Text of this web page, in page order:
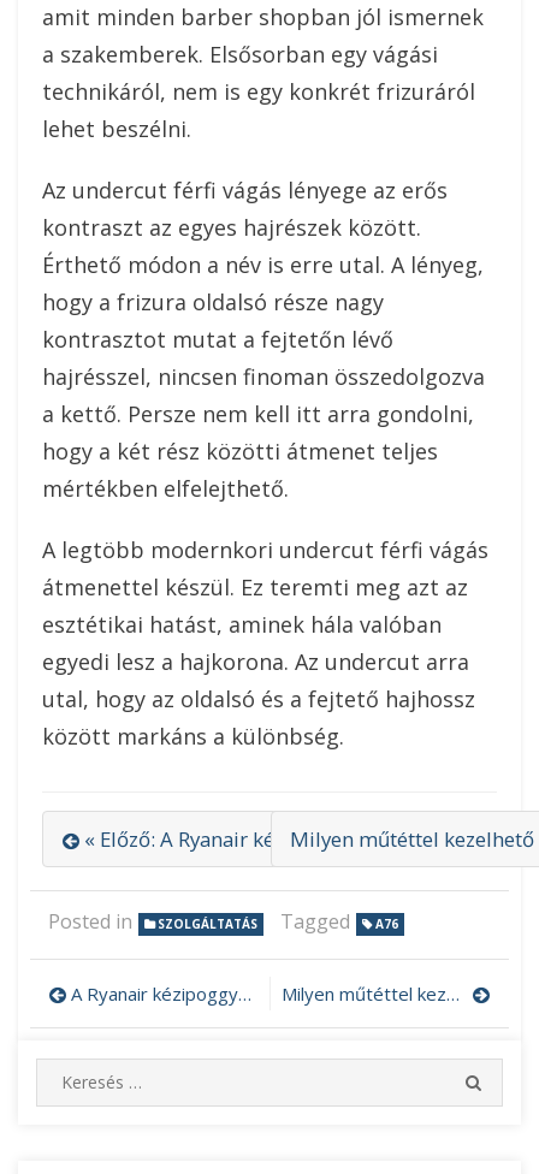
amit minden barber shopban jól ismernek
a szakemberek. Elsősorban egy vágási
technikáról, nem is egy konkrét frizuráról
lehet beszélni.
Az undercut férfi vágás lényege az erős
kontraszt az egyes hajrészek között.
Érthető módon a név is erre utal. A lényeg,
hogy a frizura oldalsó része nagy
kontrasztot mutat a fejtetőn lévő
hajrésszel, nincsen finoman összedolgozva
a kettő. Persze nem kell itt arra gondolni,
hogy a két rész közötti átmenet teljes
mértékben elfelejthető.
A legtöbb modernkori undercut férfi vágás
átmenettel készül. Ez teremti meg azt az
esztétikai hatást, aminek hála valóban
egyedi lesz a hajkorona. Az undercut arra
utal, hogy az oldalsó és a fejtető hajhossz
között markáns a különbség.
« Előző: A Ryanair kézipoggyász méretének
Milyen műtéttel kezelhető
Posted in SZOLGÁLTATÁS Tagged A76
Bejegyzés
navigáció
A Ryanair kézipoggyász méretének szabályai Milyen műtéttel kezelhető a kúszóhályog?
e
E